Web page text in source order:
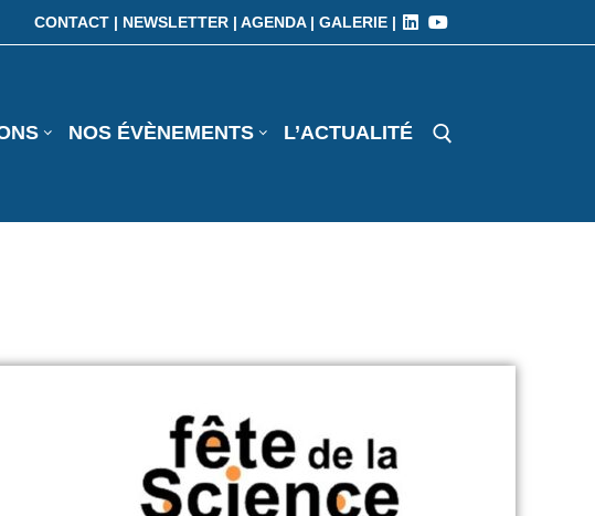
CONTACT | NEWSLETTER | AGENDA | GALERIE |
NOS ÉVÈNEMENTS L’ACTUALITÉ